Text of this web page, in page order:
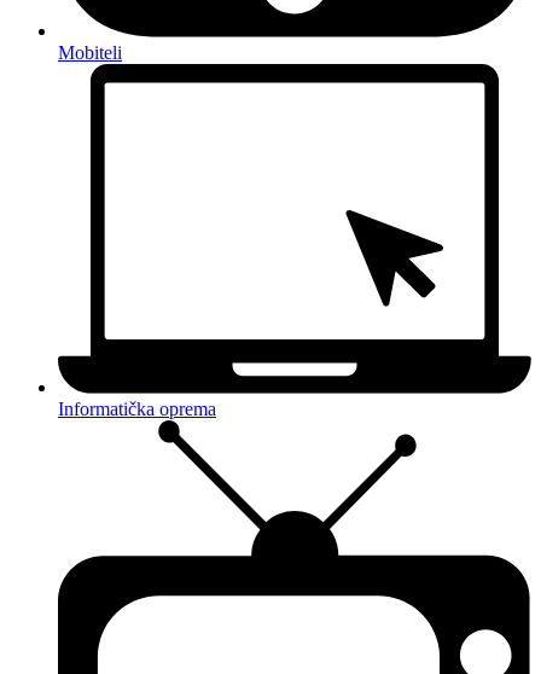
Mobiteli
Informatička oprema